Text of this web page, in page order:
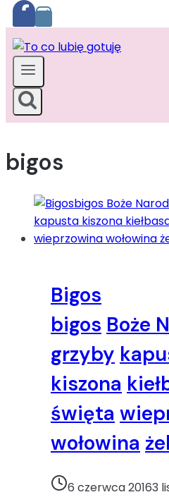
bigos
Bigos
bigos Boże
grzyby
kiszona
święta
wołowina
6 czerwca 20163